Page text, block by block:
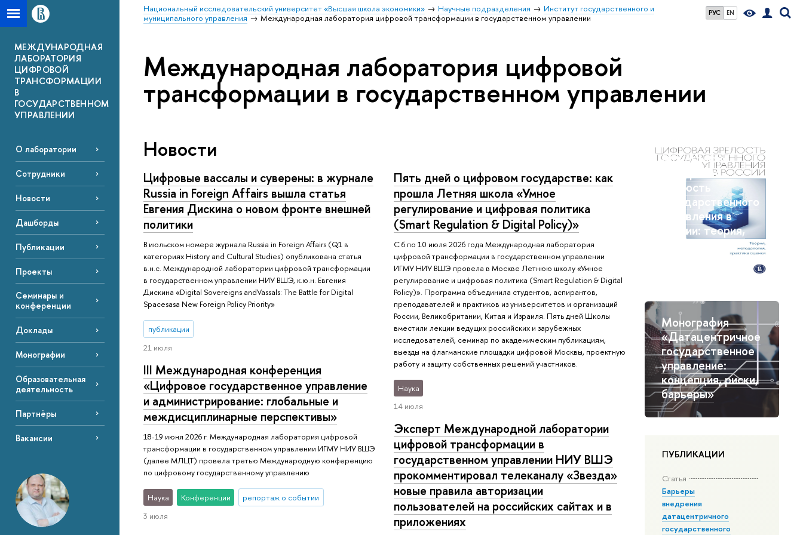
РУС EN
Национальный исследовательский университет «Высшая школа экономики» Научные подразделения
Институт государственного и
муниципального управления
Международная лаборатория цифровой трансформации в государственном управлении
МЕЖДУНАРОДНАЯ
ЛАБОРАТОРИЯ
ЦИФРОВОЙ
ТРАНСФОРМАЦИИ
В
ГОСУДАРСТВЕННОМ
УПРАВЛЕНИИ
О лаборатории
Сотрудники
Новости
Дашборды
Публикации
Проекты
Семинары и
конференции
Доклады
Монографии
Образовательная
деятельность
Партнёры
Вакансии
Международная лаборатория цифровой
трансформации в государственном управлении
Монография
"Цифровая
зрелость
государственного
управления в
России: теория,
практика оценки "
Монография
«Датацентричное
государственное
управление:
концепция, риски,
барьеры»
ПУБЛИКАЦИИ
Статья
Барьеры
внедрения
датацентричного
государственного
Новости
Цифровые вассалы и суверены: в журнале
Russia in Foreign Affairs вышла статья
Евгения Дискина о новом фронте внешней
политики
В июльском номере журнала Russia in Foreign Affairs (Q1 в
категориях History and Cultural Studies) опубликована статья
в.н.с. Международной лаборатории цифровой трансформации
в государственном управлении НИУ ВШЭ, к.ю.н. Евгения
Дискина «Digital Sovereigns andVassals: The Battle for Digital
Spacesasa New Foreign Policy Priority»
публикации
21 июля
Пять дней о цифровом государстве: как
прошла Летняя школа «Умное
регулирование и цифровая политика
(Smart Regulation & Digital Policy)»
С 6 по 10 июля 2026 года Международная лаборатория
цифровой трансформации в государственном управлении
ИГМУ НИУ ВШЭ провела в Москве Летнюю школу «Умное
регулирование и цифровая политика (Smart Regulation & Digital
Policy)». Программа объединила студентов, аспирантов,
преподавателей и практиков из университетов и организаций
России, Великобритании, Китая и Израиля. Пять дней Школы
вместили лекции ведущих российских и зарубежных
исследователей, семинар по академическим публикациям,
выезды на флагманские площадки цифровой Москвы, проектную
работу и защиту собственных решений участников.
Наука
14 июля
III Международная конференция
«Цифровое государственное управление
и администрирование: глобальные и
междисциплинарные перспективы»
18-19 июня 2026 г. Международная лаборатория цифровой
трансформации в государственном управлении ИГМУ НИУ ВШЭ
(далее МЛЦТ) провела третью Международную конференцию
по цифровому государственному управлению
Наука Конференции
репортаж о событии
3 июля
Эксперт Международной лаборатории
цифровой трансформации в
государственном управлении НИУ ВШЭ
прокомментировал телеканалу «Звезда»
новые правила авторизации
пользователей на российских сайтах и в
приложениях